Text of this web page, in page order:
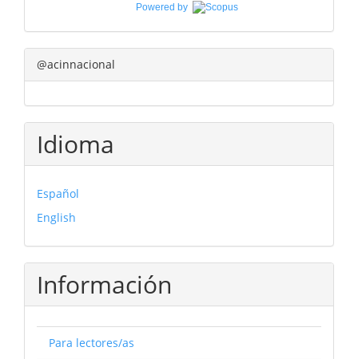
Powered by
@acinnacional
Idioma
Español
English
Información
Para lectores/as